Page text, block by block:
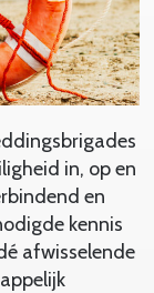
in, op en
en
kennis
afwisselende